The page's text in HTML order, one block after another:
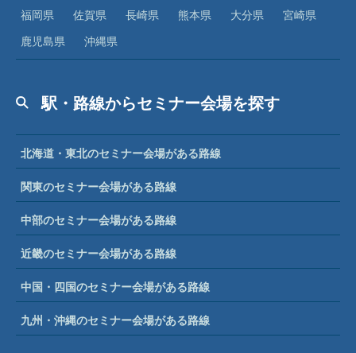
福岡県
佐賀県 長崎県 熊本県 大分県
宮崎県
鹿児島県
沖縄県
駅・路線からセミナー会場を探す
北海道・東北のセミナー会場がある路線
関東のセミナー会場がある路線
中部のセミナー会場がある路線
近畿のセミナー会場がある路線
中国・四国のセミナー会場がある路線
九州・沖縄のセミナー会場がある路線